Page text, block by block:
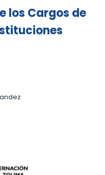
los Cargos de